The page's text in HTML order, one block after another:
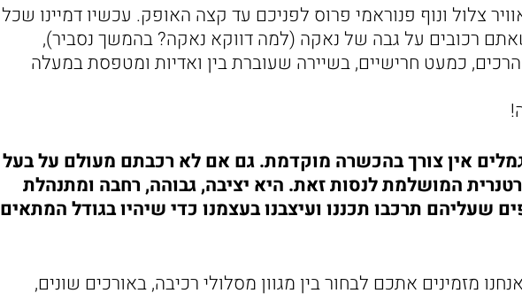
צלול ונוף פנוראמי פרוס לפניכם עד קצה האופק. עכשיו דמיינו שכל
רכובים על גבה של נאקה (למה דווקא נאקה? בהמשך נסביר),
כמעט חרישיים, בשיירה שעוברת בין ואדיות ומטפסת במעלה
אין צורך בהכשרה מוקדמת. גם אם לא רכבתם מעולם על בעל
המושלמת לנסות זאת. היא יציבה, גבוהה, רחבה ומתנהלת
שעליהם תרכבו תכננו ועיצבנו בעצמנו כדי שיהיו בגודל המתאים
מזמינים אתכם לבחור בין מגוון מסלולי רכיבה, באורכים שונים,